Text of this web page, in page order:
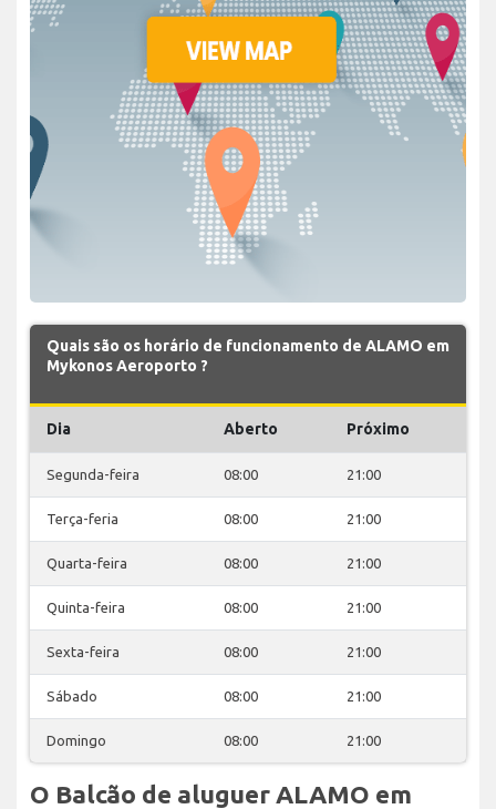
Quais são os horário de funcionamento de ALAMO em
Mykonos Aeroporto ?
Dia Aberto Próximo
Segunda-feira 08:00 21:00
Terça-feria 08:00 21:00
Quarta-feira 08:00 21:00
Quinta-feira 08:00 21:00
Sexta-feira 08:00 21:00
Sábado 08:00 21:00
Domingo 08:00 21:00
O Balcão de aluguer ALAMO em